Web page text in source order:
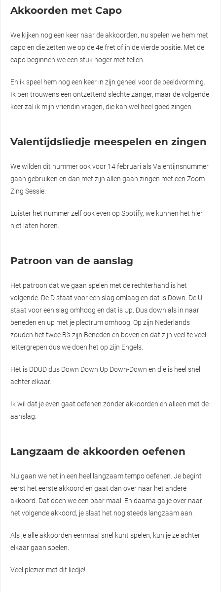
Akkoorden met Capo
We kijken nog een keer naar de akkoorden, nu spelen we hem met
capo en die zetten we op de 4e fret of in de vierde positie. Met de
capo beginnen we een stuk hoger met tellen.
En ik speel hem nog een keer in zijn geheel voor de beeldvorming.
Ik ben trouwens een ontzettend slechte zanger, maar de volgende
keer zal ik mijn vriendin vragen, die kan wel heel goed zingen.
Valentijdsliedje meespelen en zingen
We wilden dit nummer ook voor 14 februari als Valentijnsnummer
gaan gebruiken en dan met zijn allen gaan zingen met een Zoom
Zing Sessie.
Luister het nummer zelf ook even op Spotify, we kunnen het hier
niet laten horen.
Patroon van de aanslag
Het patroon dat we gaan spelen met de rechterhand is het
volgende. De D staat voor een slag omlaag en dat is Down. De U
staat voor een slag omhoog en dat is Up. Dus down als in naar
beneden en up met je plectrum omhoog. Op zijn Nederlands
zouden het twee B’s zijn Beneden en boven en dat zijn veel te veel
lettergrepen dus we doen het op zijn Engels.
Het is DDUD dus Down Down Up Down-Down en die is heel snel
achter elkaar.
Ik wil dat je even gaat oefenen zonder akkoorden en alleen met de
aanslag.
Langzaam de akkoorden oefenen
Nu gaan we het in een heel langzaam tempo oefenen. Je begint
eerst het eerste akkoord en gaat dan over naar het andere
akkoord. Dat doen we een paar maal. En daarna ga je over naar
het volgende akkoord, je slaat het nog steeds langzaam aan.
Als je alle akkoorden eenmaal snel kunt spelen, kun je ze achter
elkaar gaan spelen.
Veel plezier met dit liedje!